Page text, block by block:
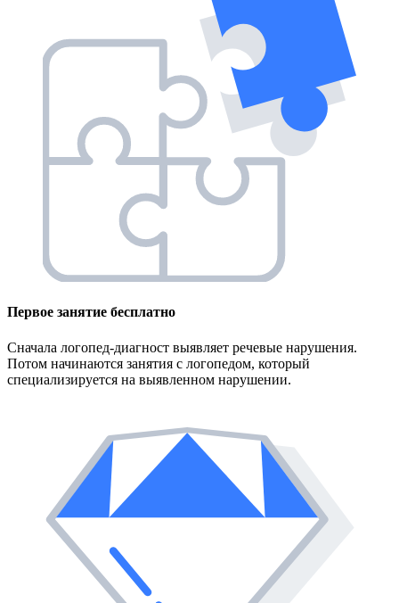
Первое занятие бесплатно
Сначала логопед-диагност выявляет речевые нарушения.
Потом начинаются занятия с логопедом, который
специализируется на выявленном нарушении.